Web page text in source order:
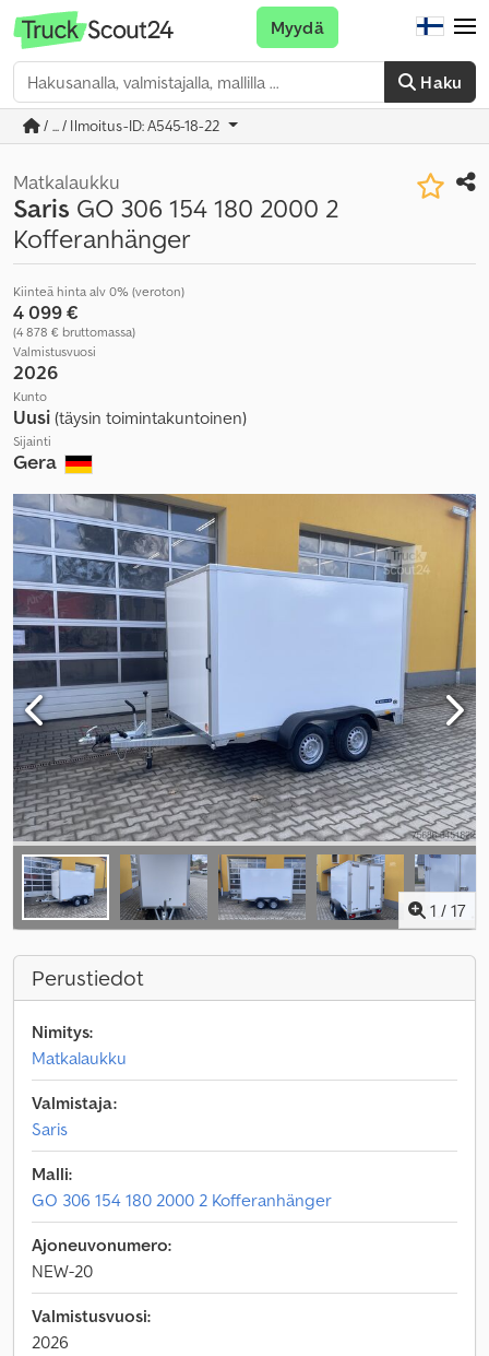
Haku
Myydä
/ ... / Ilmoitus-ID: A545-18-22
Matkalaukku
Saris GO 306 154 180 2000 2
Kofferanhänger
Kiinteä hinta alv 0% (veroton)
4 099 €
(4 878 € bruttomassa)
Valmistusvuosi
2026
Kunto
Uusi (täysin toimintakuntoinen)
Sijainti
Gera
1 / 17
Perustiedot
Nimitys:
Matkalaukku
Valmistaja:
Saris
Malli:
GO 306 154 180 2000 2 Kofferanhänger
Ajoneuvonumero:
NEW-20
Valmistusvuosi:
2026